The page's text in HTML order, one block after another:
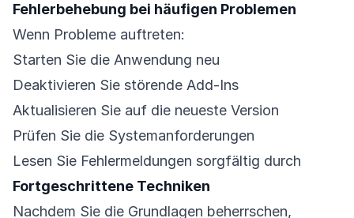
Fehlerbehebung bei häufigen Problemen
Wenn Probleme auftreten:
Starten Sie die Anwendung neu
Deaktivieren Sie störende Add-Ins
Aktualisieren Sie auf die neueste Version
Prüfen Sie die Systemanforderungen
Lesen Sie Fehlermeldungen sorgfältig durch
Fortgeschrittene Techniken
Nachdem Sie die Grundlagen beherrschen,